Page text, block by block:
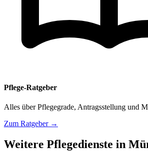
Pflege-Ratgeber
Alles über Pflegegrade, Antragsstellung und
Zum Ratgeber →
Weitere Pflegedienste in